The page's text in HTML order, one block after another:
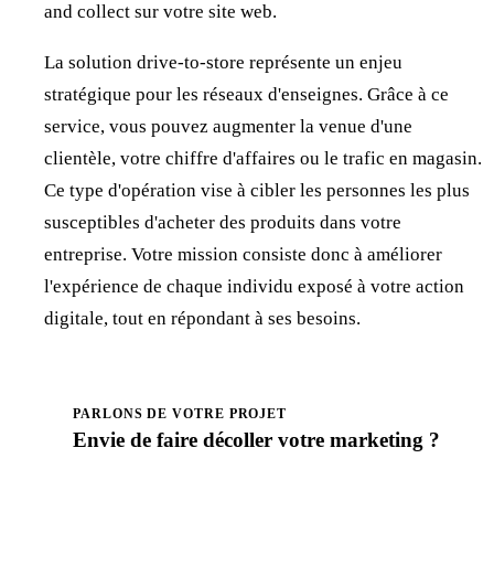
and collect sur votre site web.
La solution drive-to-store représente un enjeu
stratégique pour les réseaux d'enseignes. Grâce à ce
service, vous pouvez augmenter la venue d'une
clientèle, votre chiffre d'affaires ou le trafic en magasin.
Ce type d'opération vise à cibler les personnes les plus
susceptibles d'acheter des produits dans votre
entreprise. Votre mission consiste donc à améliorer
l'expérience de chaque individu exposé à votre action
digitale, tout en répondant à ses besoins.
PARLONS DE VOTRE PROJET
Envie de faire décoller votre marketing ?